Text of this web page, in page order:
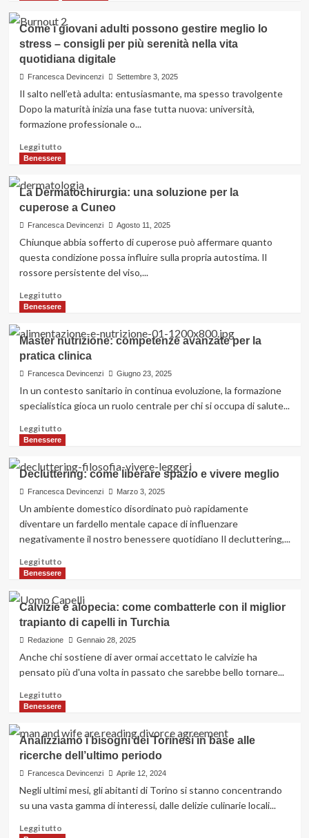
su
Prelievo
a
domicilio
a
un
servizio
infermieristico
e
sicuro
Come i giovani adulti possono gestire meglio lo
stress – consigli per più serenità nella vita
quotidiana digitale
Francesca Devincenzi Settembre 3, 2025
Il salto nell’età adulta: entusiasmante, ma spesso travolgente
Dopo la maturità inizia una fase tutta nuova: università,
formazione professionale o...
Leggi tuttoLeggi
di
su
Come
i
giovani
adulti
gestire
meglio
stress
–
consigli
per
più
vita
quotidiana
Benessere
La Dermatochirurgia: una soluzione per la
cuperose a Cuneo
Francesca Devincenzi Agosto 11, 2025
Chiunque abbia sofferto di cuperose può affermare quanto
questa condizione possa influire sulla propria autostima. Il
rossore persistente del viso,...
Leggi tuttoLeggi
di
su
La
Dermatochirurgia:
una
la
a
Benessere
Master nutrizione: competenze avanzate per la
pratica clinica
Francesca Devincenzi Giugno 23, 2025
In un contesto sanitario in continua evoluzione, la formazione
specialistica gioca un ruolo centrale per chi si occupa di salute...
Leggi tuttoLeggi
di
su
Master
nutrizione:
competenze
avanzate
la
clinica
Benessere
Decluttering: come liberare spazio e vivere meglio
Francesca Devincenzi Marzo 3, 2025
Un ambiente domestico disordinato può rapidamente
diventare un fardello mentale capace di influenzare
negativamente il nostro benessere quotidiano Il decluttering,...
Leggi tuttoLeggi
di
su
Decluttering:
come
liberare
spazio
vivere
Benessere
Calvizie e alopecia: come combatterle con il miglior
trapianto di capelli in Turchia
Redazione Gennaio 28, 2025
Anche chi sostiene di aver ormai accettato le calvizie ha
pensato più d'una volta in passato che sarebbe bello tornare...
Leggi tuttoLeggi
di
su
Calvizie
e
alopecia:
come
combatterle
con
Benessere
Analizziamo i bisogni dei Torinesi in base alle
ricerche dell’ultimo periodo
Francesca Devincenzi Aprile 12, 2024
Negli ultimi mesi, gli abitanti di Torino si stanno concentrando
su una vasta gamma di interessi, dalle delizie culinarie locali...
Leggi tuttoLeggi